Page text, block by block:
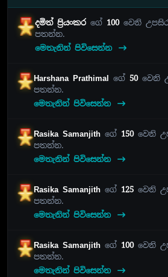
දමිත් ප්‍රියංකරගේ 100වෙනි
පතන්න.
මෙතැනින් පිවිසෙන්න
Harshana Prathimal ගේ 50වෙනි
පතන්න.
මෙතැනින් පිවිසෙන්න
Rasika Samanjithගේ 150වෙනි
පතන්න.
මෙතැනින් පිවිසෙන්න
Rasika Samanjithගේ 125 වෙනි
පතන්න.
මෙතැනින් පිවිසෙන්න
Rasika Samanjithගේ 100වෙනි
පතන්න.
මෙතැනින් පිවිසෙන්න